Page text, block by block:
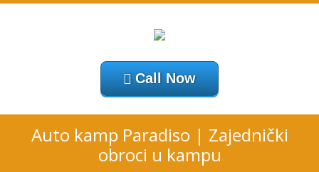
Call Now
Auto kamp Paradiso | Zajednički
obroci u kampu